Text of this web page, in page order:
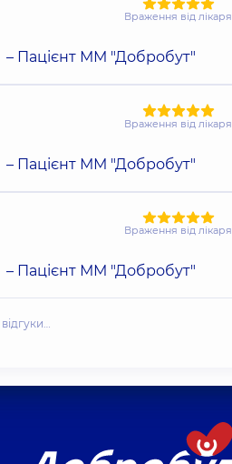
Враження від лікаря
– Пацієнт ММ "Добробут"
Враження від лікаря
– Пацієнт ММ "Добробут"
Враження від лікаря
– Пацієнт ММ "Добробут"